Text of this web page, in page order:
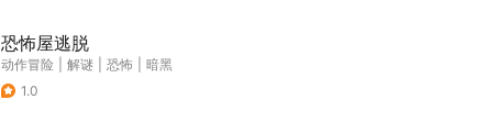
恐怖屋逃脱
动作冒险 解谜 恐怖
暗黑
1.0